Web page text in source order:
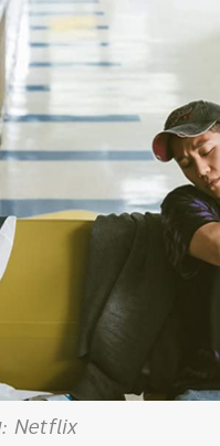
Netflix